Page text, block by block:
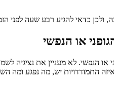
ולכן כדאי להגיע רבע שעה לפני
או הנפשי
או הנפשי. לא מעניין את נציגיה
התמודדויות יש, מה נפגע ומה